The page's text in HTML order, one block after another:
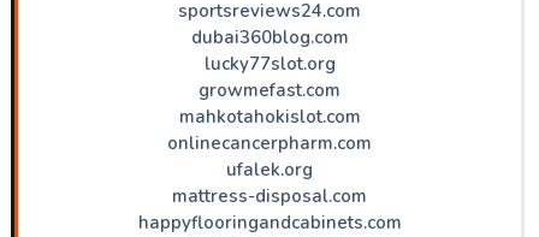
sportsreviews24.com
dubai360blog.com
lucky77slot.org
growmefast.com
mahkotahokislot.com
onlinecancerpharm.com
ufalek.org
mattress-disposal.com
happyflooringandcabinets.com